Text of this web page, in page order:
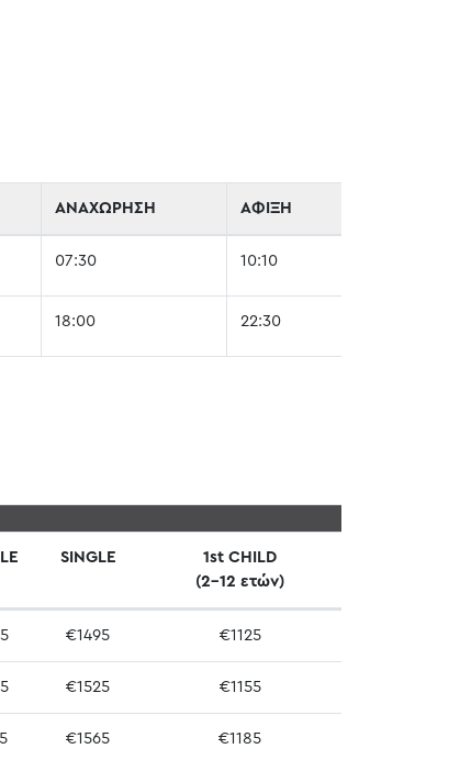
ΑΝΑΧΩΡΗΣΗ ΑΦΙΞΗ
07:30 10:10
18:00 22:30
SINGLE
1st CHILD
(2-12 ετών)
€1495 €1125
€1525 €1155
€1565 €1185